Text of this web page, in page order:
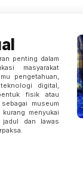
penting dalam
masyarakat
pengetahuan,
digital,
fisik atau
museum
menyukai
dan lawas